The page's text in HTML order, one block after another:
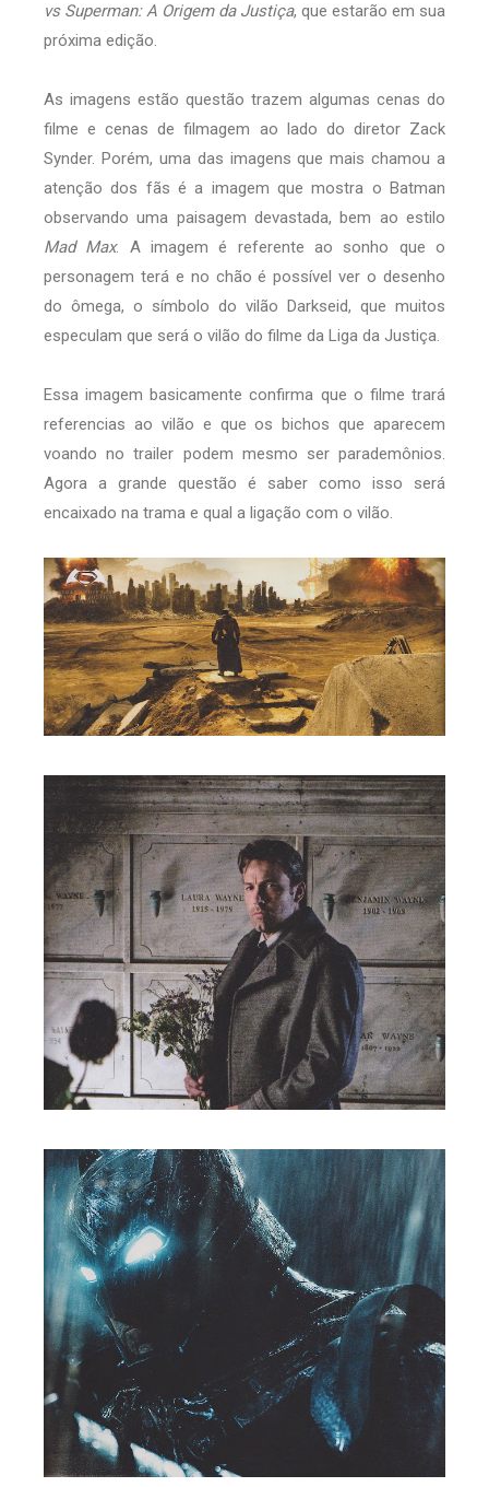
vs Superman: A Origem da Justiça, que estarão em sua
próxima edição.
As imagens estão questão trazem algumas cenas do
filme e cenas de filmagem ao lado do diretor Zack
Synder. Porém, uma das imagens que mais chamou a
atenção dos fãs é a imagem que mostra o Batman
observando uma paisagem devastada, bem ao estilo
Mad Max. A imagem é referente ao sonho que o
personagem terá e no chão é possível ver o desenho
do ômega, o símbolo do vilão Darkseid, que muitos
especulam que será o vilão do filme da Liga da Justiça.
Essa imagem basicamente confirma que o filme trará
referencias ao vilão e que os bichos que aparecem
voando no trailer podem mesmo ser parademônios.
Agora a grande questão é saber como isso será
encaixado na trama e qual a ligação com o vilão.